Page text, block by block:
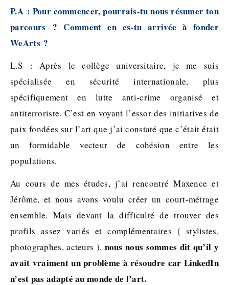
P.A : Pour commencer, pourrais-tu nous résumer ton
parcours ? Comment en es-tu arrivée à fonder
WeArts ?
L.S : Après le collège universitaire, je me suis
spécialisée en sécurité internationale, plus
spécifiquement en lutte anti-crime organisé et
antiterroriste. C’est en voyant l’essor des initiatives de
paix fondées sur l’art que j’ai constaté que c’était était
un formidable vecteur de cohésion entre les
populations.
Au cours de mes études, j’ai rencontré Maxence et
Jérôme, et nous avons voulu créer un court-métrage
ensemble. Mais devant la difficulté de trouver des
profils assez variés et complémentaires ( stylistes,
photographes, acteurs ), nous nous sommes dit qu’il y
avait vraiment un problème à résoudre car LinkedIn
n’est pas adapté au monde de l’art.